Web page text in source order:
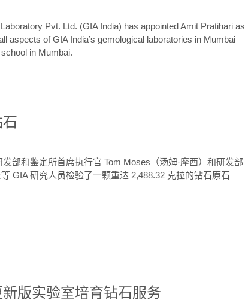
Pvt. Ltd. (GIA India) has appointed Amit Pratihari as
aspects of GIA India’s gemological laboratories in Mumbai
in Mumbai.
部和鉴定所首席执行官 Tom Moses（汤姆·摩西）和研发部
GIA 研究人员检验了一颗重达 2,488.32 克拉的钻石原石
新版实验室培育钻石服务